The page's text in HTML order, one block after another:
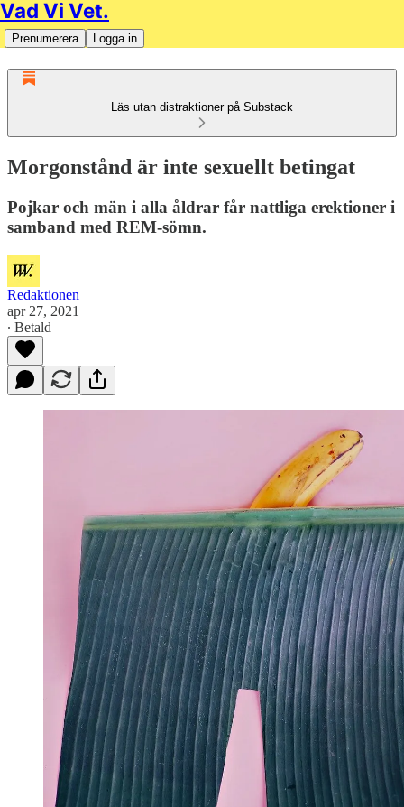
Vad Vi Vet.
Prenumerera Logga in
Läs utan distraktioner på Substack
Morgonstånd är inte sexuellt betingat
Pojkar och män i alla åldrar får nattliga erektioner i
samband med REM-sömn.
Redaktionen
apr 27, 2021
∙ Betald